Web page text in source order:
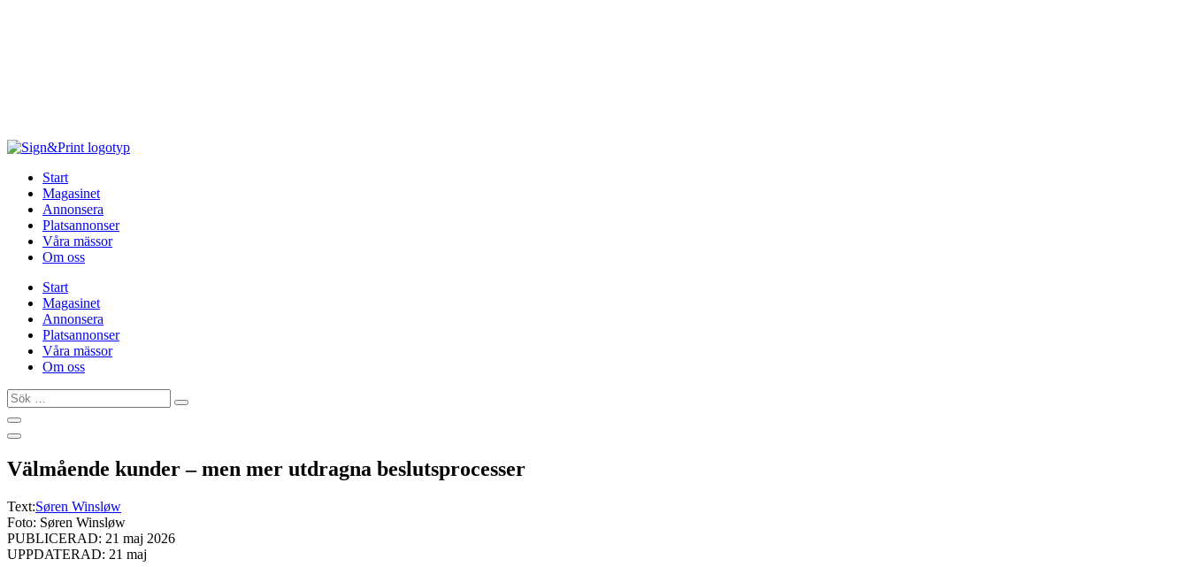
Start
Magasinet
Annonsera
Platsannonser
Våra mässor
Om oss
Start
Magasinet
Annonsera
Platsannonser
Våra mässor
Om oss
Sök
…
Välmående kunder – men mer utdragna beslutsprocesser
Text:Søren Winsløw
Foto: Søren Winsløw
PUBLICERAD: 21 maj 2026
UPPDATERAD: 21 maj